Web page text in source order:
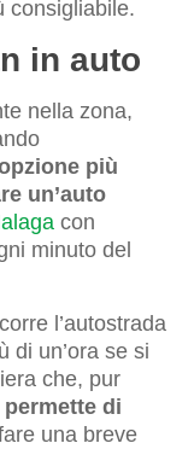
consigliabile.
in auto
nella zona,
più
un’auto
con
minuto del
l’autostrada
di un’ora se si
che, pur
permette di
una breve